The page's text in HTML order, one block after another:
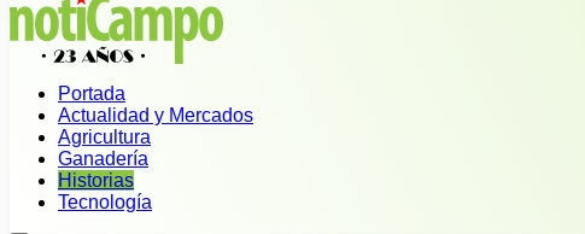
Portada
Actualidad y Mercados
Agricultura
Ganadería
Historias
Tecnología